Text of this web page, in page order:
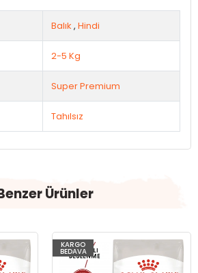
Balık , Hindi
2-5 Kg
Super Premium
Tahılsız
Ürünler
KARGO
BEDAVA